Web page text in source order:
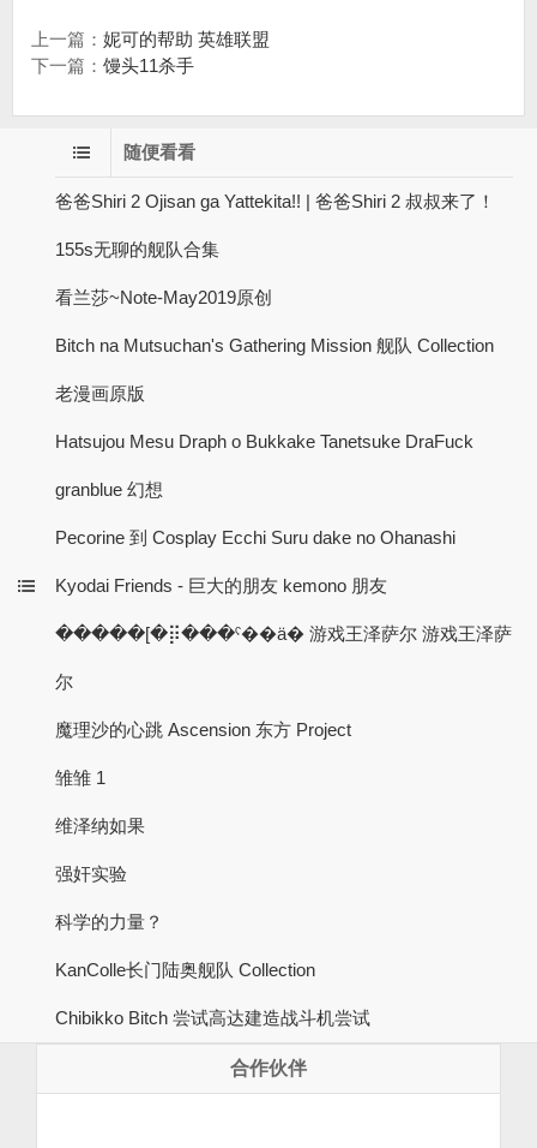
上一篇： 妮可的帮助 英雄联盟
下一篇： 馒头11杀手
随便看看
爸爸Shiri 2 Ojisan ga Yattekita!! | 爸爸Shiri 2 叔叔来了！
155s无聊的舰队合集
看兰莎~Note-May2019原创
Bitch na Mutsuchan's Gathering Mission 舰队 Collection
老漫画原版
Hatsujou Mesu Draph o Bukkake Tanetsuke DraFuck
granblue 幻想
Pecorine 到 Cosplay Ecchi Suru dake no Ohanashi
Kyodai Friends - 巨大的朋友 kemono 朋友
�����[�⡿���ˤ��ä� 游戏王泽萨尔 游戏王泽萨
尔
魔理沙的心跳 Ascension 东方 Project
雏雏 1
维泽纳如果
强奸实验
科学的力量？
KanColle长门陆奥舰队 Collection
Chibikko Bitch 尝试高达建造战斗机尝试
合作伙伴